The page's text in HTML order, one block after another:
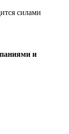
силами
и